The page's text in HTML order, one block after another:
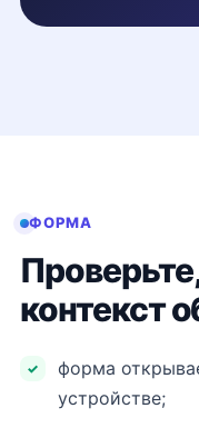
ФОРМА
контекст
форма
устройстве;